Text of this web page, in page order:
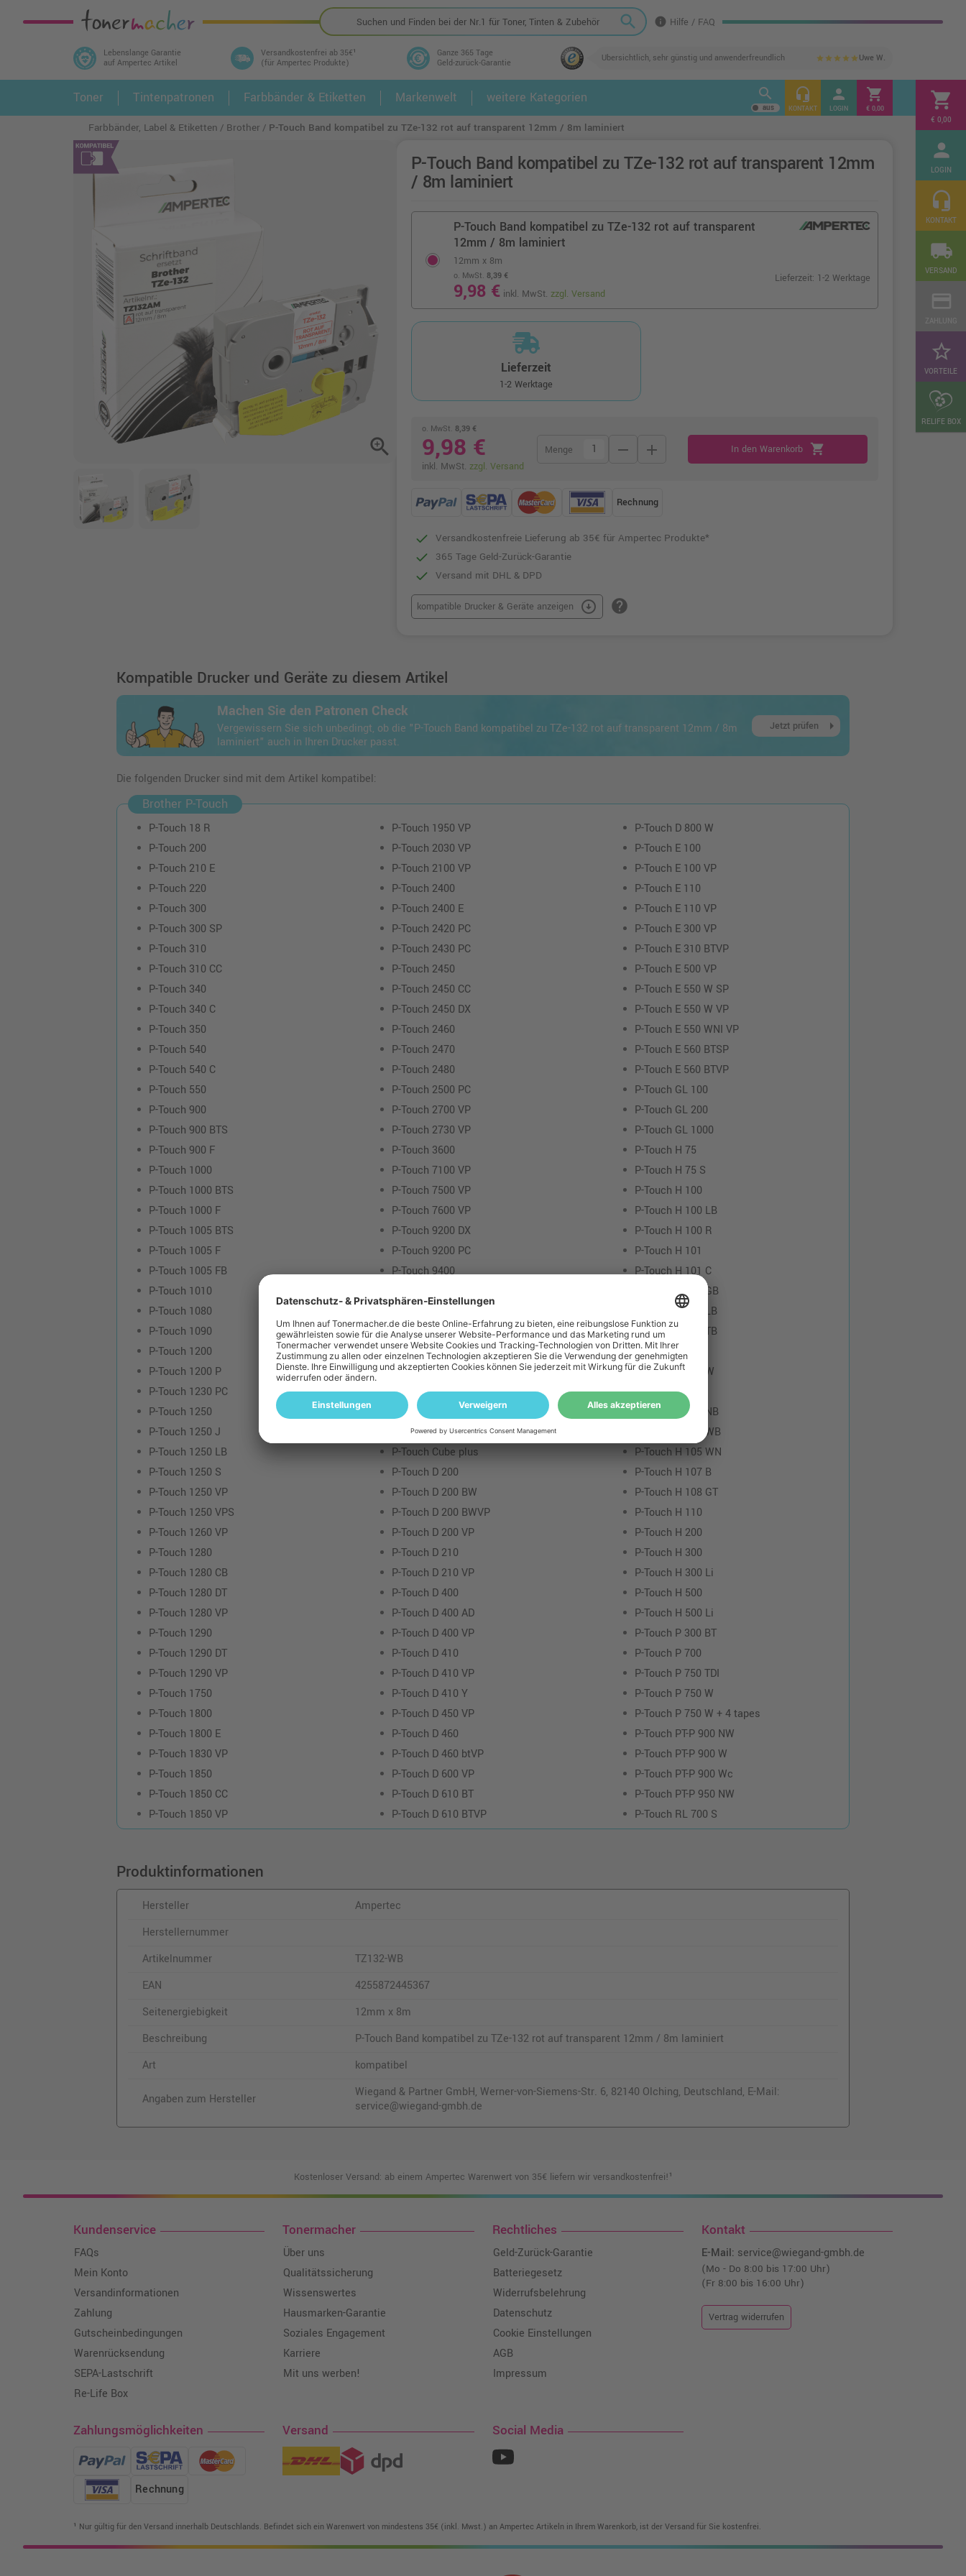
search info Hilfe / FAQ
Lebenslange Garantie
auf Ampertec Artikel
Versandkostenfrei ab 35€¹
(für Ampertec Produkte)
Ganze 365 Tage
Geld-zurück-Garantie
Übersichtlich, sehr günstig und anwenderfreundlich star star star star star Uwe W.
shopping_cart
€ 0,00
person
LOGIN
headset_mic
KONTAKT
local_shipping
VERSAND
star_border
VORTEILE
RELIFE BOX
In 3 einfachen Schritten ihr Druckermodell
und alle dazu passenden Artikel finden ➤ 1. 2.
Toner Tintenpatronen Farbbänder & Etiketten Markenwelt weitere Kategorien search headset_mic
KONTAKT
person
LOGIN
shopping_cart
€ 0,00
Farbbänder, Label & Etiketten Brother P-Touch Band kompatibel zu TZe-132 rot auf transparent 12mm / 8m laminiert
zoom_in
P-Touch Band kompatibel zu TZe-132 rot auf transparent 12mm
/ 8m laminiert
P-Touch Band kompatibel zu TZe-132 rot auf transparent
12mm / 8m laminiert
12mm x 8m
o. MwSt. 8,39 €
9,98 € inkl. MwSt. zzgl. Versand
Lieferzeit: 1-2 Werktage
Lieferzeit
1-2 Werktage
o. MwSt. 8,39 €
9,98 €
inkl. MwSt. zzgl. Versand
Menge remove add In den Warenkorb shopping_cart
Rechnung
Versandkostenfreie Lieferung ab 35€ für Ampertec Produkte*
365 Tage Geld-Zurück-Garantie
Versand mit DHL & DPD
kompatible Drucker & Geräte anzeigen arrow_circle_down help
Kompatible Drucker und Geräte zu diesem Artikel
Machen Sie den Patronen Check
Vergewissern Sie sich unbedingt, ob die "P-Touch Band kompatibel zu TZe-132 rot auf transparent 12mm / 8m
laminiert" auch in Ihren Drucker passt.
Jetzt prüfen arrow_right
Die folgenden Drucker sind mit dem Artikel kompatibel:
Brother P-Touch
P-Touch 18 R
P-Touch 200
P-Touch 210 E
P-Touch 220
P-Touch 300
P-Touch 300 SP
P-Touch 310
P-Touch 310 CC
P-Touch 340
P-Touch 340 C
P-Touch 350
P-Touch 540
P-Touch 540 C
P-Touch 550
P-Touch 900
P-Touch 900 BTS
P-Touch 900 F
P-Touch 1000
P-Touch 1000 BTS
P-Touch 1000 F
P-Touch 1005 BTS
P-Touch 1005 F
P-Touch 1005 FB
P-Touch 1010
P-Touch 1080
P-Touch 1090
P-Touch 1200
P-Touch 1200 P
P-Touch 1230 PC
P-Touch 1250
P-Touch 1250 J
P-Touch 1250 LB
P-Touch 1250 S
P-Touch 1250 VP
P-Touch 1250 VPS
P-Touch 1260 VP
P-Touch 1280
P-Touch 1280 CB
P-Touch 1280 DT
P-Touch 1280 VP
P-Touch 1290
P-Touch 1290 DT
P-Touch 1290 VP
P-Touch 1750
P-Touch 1800
P-Touch 1800 E
P-Touch 1830 VP
P-Touch 1850
P-Touch 1850 CC
P-Touch 1850 VP
P-Touch 1950 VP
P-Touch 2030 VP
P-Touch 2100 VP
P-Touch 2400
P-Touch 2400 E
P-Touch 2420 PC
P-Touch 2430 PC
P-Touch 2450
P-Touch 2450 CC
P-Touch 2450 DX
P-Touch 2460
P-Touch 2470
P-Touch 2480
P-Touch 2500 PC
P-Touch 2700 VP
P-Touch 2730 VP
P-Touch 3600
P-Touch 7100 VP
P-Touch 7500 VP
P-Touch 7600 VP
P-Touch 9200 DX
P-Touch 9200 PC
P-Touch 9400
P-Touch 9700 PC
P-Touch 9800 PCN
P-Touch Cube
P-Touch Cube Pro
P-Touch Cube Pro E 720 BT
P-Touch Cube Pro E 920 BT
P-Touch Cube plus
P-Touch D 200
P-Touch D 200 BW
P-Touch D 200 BWVP
P-Touch D 200 VP
P-Touch D 210
P-Touch D 210 VP
P-Touch D 400
P-Touch D 400 AD
P-Touch D 400 VP
P-Touch D 410
P-Touch D 410 VP
P-Touch D 410 Y
P-Touch D 450 VP
P-Touch D 460
P-Touch D 460 btVP
P-Touch D 600 VP
P-Touch D 610 BT
P-Touch D 610 BTVP
P-Touch D 800 W
P-Touch E 100
P-Touch E 100 VP
P-Touch E 110
P-Touch E 110 VP
P-Touch E 300 VP
P-Touch E 310 BTVP
P-Touch E 500 VP
P-Touch E 550 W SP
P-Touch E 550 W VP
P-Touch E 550 WNI VP
P-Touch E 560 BTSP
P-Touch E 560 BTVP
P-Touch GL 100
P-Touch GL 200
P-Touch GL 1000
P-Touch H 75
P-Touch H 75 S
P-Touch H 100
P-Touch H 100 LB
P-Touch H 100 R
P-Touch H 101
P-Touch H 101 C
P-Touch H 101 GB
P-Touch H 101 LB
P-Touch H 101 TB
P-Touch H 102
P-Touch H 103 W
P-Touch H 105
P-Touch H 105 NB
P-Touch H 105 WB
P-Touch H 105 WN
P-Touch H 107 B
P-Touch H 108 GT
P-Touch H 110
P-Touch H 200
P-Touch H 300
P-Touch H 300 Li
P-Touch H 500
P-Touch H 500 Li
P-Touch P 300 BT
P-Touch P 700
P-Touch P 750 TDI
P-Touch P 750 W
P-Touch P 750 W + 4 tapes
P-Touch PT-P 900 NW
P-Touch PT-P 900 W
P-Touch PT-P 900 Wc
P-Touch PT-P 950 NW
P-Touch RL 700 S
Produktinformationen
Hersteller
Ampertec
Herstellernummer
Artikelnummer
TZ132-WB
EAN
4255872445367
Seitenergiebigkeit
12mm x 8m
Beschreibung
P-Touch Band kompatibel zu TZe-132 rot auf transparent 12mm / 8m laminiert
Art
kompatibel
Angaben zum Hersteller
Wiegand & Partner GmbH, Werner-von-Siemens-Str. 6, 82140 Olching, Deutschland, E-Mail:
service@wiegand-gmbh.de
Kostenloser Versand: ab einem Ampertec Warenwert von 35€ liefern wir versandkostenfrei!¹
Kundenservice
FAQs
Mein Konto
Versandinformationen
Zahlung
Gutscheinbedingungen
Warenrücksendung
SEPA-Lastschrift
Re-Life Box
Tonermacher
Über uns
Qualitätssicherung
Wissenswertes
Hausmarken-Garantie
Soziales Engagement
Karriere
Mit uns werben!
Rechtliches
Geld-Zurück-Garantie
Batteriegesetz
Widerrufsbelehrung
Datenschutz
Cookie Einstellungen
AGB
Impressum
Kontakt
E-Mail: service@wiegand-gmbh.de
(Mo - Do 8:00 bis 17:00 Uhr)
(Fr 8:00 bis 16:00 Uhr)
Vertrag widerrufen
Zahlungsmöglichkeiten
Rechnung
Versand Social Media
¹ Nur gültig für den Versand innerhalb Deutschlands. Befindet sich ein Warenwert von mindestens 35€ (inkl. Mwst.) an Ampertec Artikeln in Ihrem Warenkorb, ist der Versand für Sie kostenfrei.